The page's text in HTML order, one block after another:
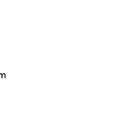
– by SURF